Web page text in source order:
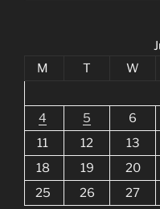
M
T W
4
5 6
11
12 13
18
19 20
25
26 27